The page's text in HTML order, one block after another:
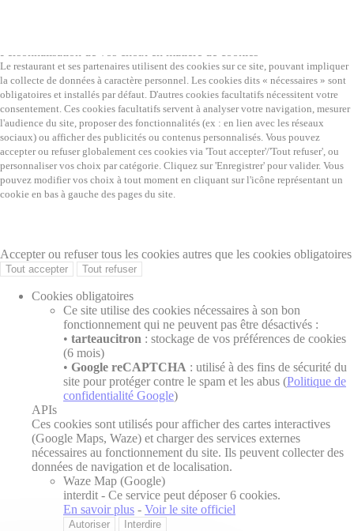
Le restaurant et ses partenaires utilisent des cookies sur ce site, pouvant impliquer
la collecte de données à caractère personnel. Les cookies dits « nécessaires » sont
obligatoires et installés par défaut. D'autres cookies facultatifs nécessitent votre
consentement. Ces cookies facultatifs servent à analyser votre navigation, mesurer
l'audience du site, proposer des fonctionnalités (ex : en lien avec les réseaux
sociaux) ou afficher des publicités ou contenus personnalisés. Vous pouvez
accepter ou refuser globalement ces cookies via 'Tout accepter'/'Tout refuser', ou
personnaliser vos choix par catégorie. Cliquez sur 'Enregistrer' pour valider. Vous
pouvez modifier vos choix à tout moment en cliquant sur l'icône représentant un
cookie en bas à gauche des pages du site.
Accepter ou refuser tous les cookies autres que les cookies obligatoires
Tout accepter Tout refuser
Cookies obligatoires
Ce site utilise des cookies nécessaires à son bon
fonctionnement qui ne peuvent pas être désactivés :
• tarteaucitron : stockage de vos préférences de cookies
(6 mois)
• Google reCAPTCHA : utilisé à des fins de sécurité du
site pour protéger contre le spam et les abus (Politique de
confidentialité Google)
APIs
Ces cookies sont utilisés pour afficher des cartes interactives
(Google Maps, Waze) et charger des services externes
nécessaires au fonctionnement du site. Ils peuvent collecter des
données de navigation et de localisation.
Waze Map (Google)
interdit - Ce service peut déposer 6 cookies.
En savoir plus - Voir le site officiel
Autoriser Interdire